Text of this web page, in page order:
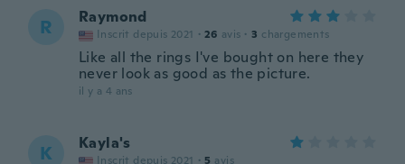
R Raymond
Inscrit depuis 2021 · 26 avis · 3 chargements
Like all the rings I've bought on here they
never look as good as the picture.
il y a 4 ans
K Kayla's
Inscrit depuis 2021 · 5 avis